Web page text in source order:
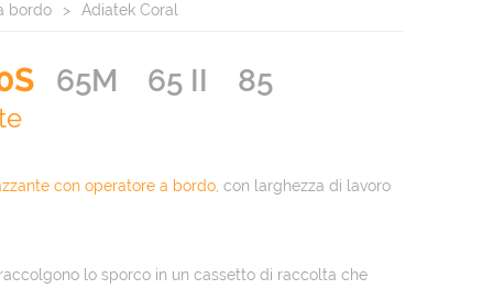
bordo Adiatek Coral
65M 65 II 85
con operatore a bordo , con larghezza di lavoro
lo sporco in un cassetto di raccolta che